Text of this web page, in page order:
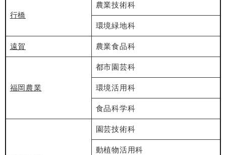
行橋
農業技術科
環境緑地科
遠賀 農業食品科
福岡農業
都市園芸科
環境活用科
食品科学科
園芸技術科
動植物活用科